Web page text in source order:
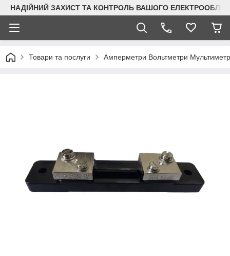
НАДІЙНИЙ ЗАХИСТ ТА КОНТРОЛЬ ВАШОГО
Товари та послуги Амперметри Вольтметри